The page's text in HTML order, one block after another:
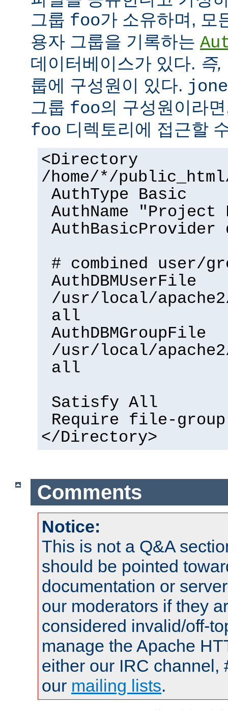
그룹 foo가 소유하며, 모
용자 그룹을 기록하는
데이터베이스가 있다. 즉,
룹에 구성원이 있다.
그룹 foo의 구성원이라
foo 디렉토리에 접근할
<Directory
/home/*/
AuthType Basic
AuthName
AuthBasicProvider
# combined user/
AuthDBMUserFile
/usr/local/
all
AuthDBMGroupFile
/usr/local/
all
Satisfy All
Require file-group
</Directory>
Comments
Notice:
This is not a Q&A
should be pointed
documentation or
our moderators if they
considered invalid/off-
manage the Apache
either our IRC channel,
our mailing lists.